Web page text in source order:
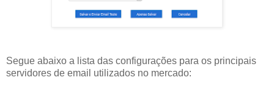
Segue abaixo a lista das configurações para os principais
servidores de email utilizados no mercado: